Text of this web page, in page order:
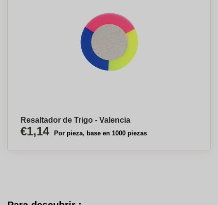
Resaltador de Trigo - Valencia
€1,14 Por pieza, base en 1000 piezas